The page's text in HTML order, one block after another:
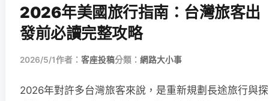
2026年美國旅行指南：台灣旅客出
發前必讀完整攻略
2026/5/1作者： 客座投稿分類： 網路大小事
2026年對許多台灣旅客來說，是重新規劃長途旅行與探